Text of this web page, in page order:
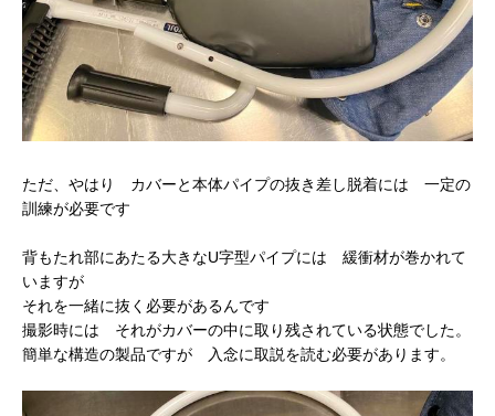
ただ、やはり カバーと本体パイプの抜き差し脱着には 一定の
訓練が必要です
背もたれ部にあたる大きなU字型パイプには 緩衝材が巻かれて
いますが
それを一緒に抜く必要があるんです
撮影時には それがカバーの中に取り残されている状態でした。
簡単な構造の製品ですが 入念に取説を読む必要があります。